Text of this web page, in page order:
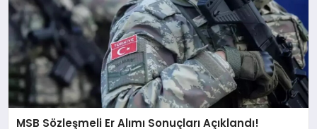
MSB Sözleşmeli Er Alımı Sonuçları Açıklandı!